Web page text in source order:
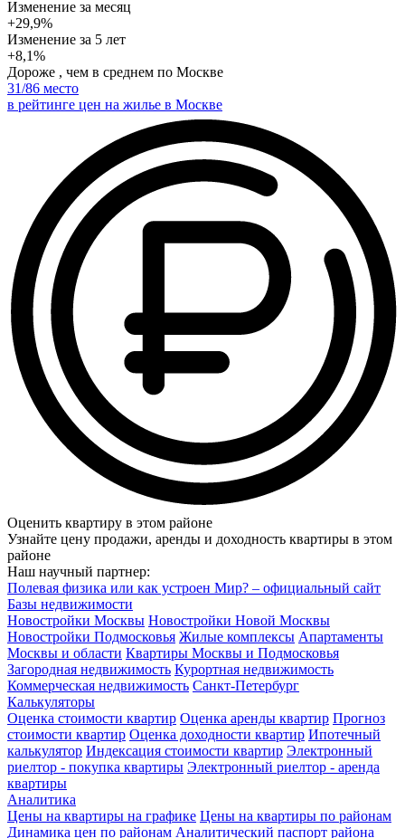
Изменение за месяц
+29,9%
Изменение за 5 лет
+8,1%
Дороже , чем в среднем по Москве
31/86 место
в рейтинге цен на жилье в Москве
Оценить квартиру в этом районе
Узнайте цену продажи, аренды и доходность квартиры в этом
районе
Наш научный партнер:
Полевая физика или как устроен Мир? – официальный сайт
Базы недвижимости
Новостройки Москвы Новостройки Новой Москвы
Новостройки Подмосковья Жилые комплексы Апартаменты
Москвы и области Квартиры Москвы и Подмосковья
Загородная недвижимость Курортная недвижимость
Коммерческая недвижимость Санкт-Петербург
Калькуляторы
Оценка стоимости квартир Оценка аренды квартир Прогноз
стоимости квартир Оценка доходности квартир Ипотечный
калькулятор Индексация стоимости квартир Электронный
риелтор - покупка квартиры Электронный риелтор - аренда
квартиры
Аналитика
Цены на квартиры на графике Цены на квартиры по районам
Динамика цен по районам Аналитический паспорт района